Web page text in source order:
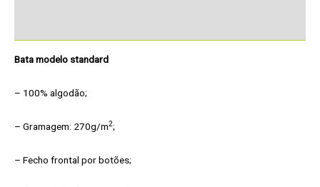
Bata modelo standard
– 100% algodão;
– Gramagem: 270g/m2;
– Fecho frontal por botões;